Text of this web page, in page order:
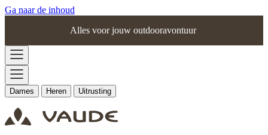
Ga naar de inhoud
Alles voor jouw outdooravontuur
Dames Heren Uitrusting